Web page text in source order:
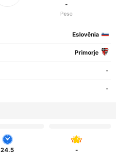
-
Peso
Eslovênia
Primorje
-
-
24.5 -